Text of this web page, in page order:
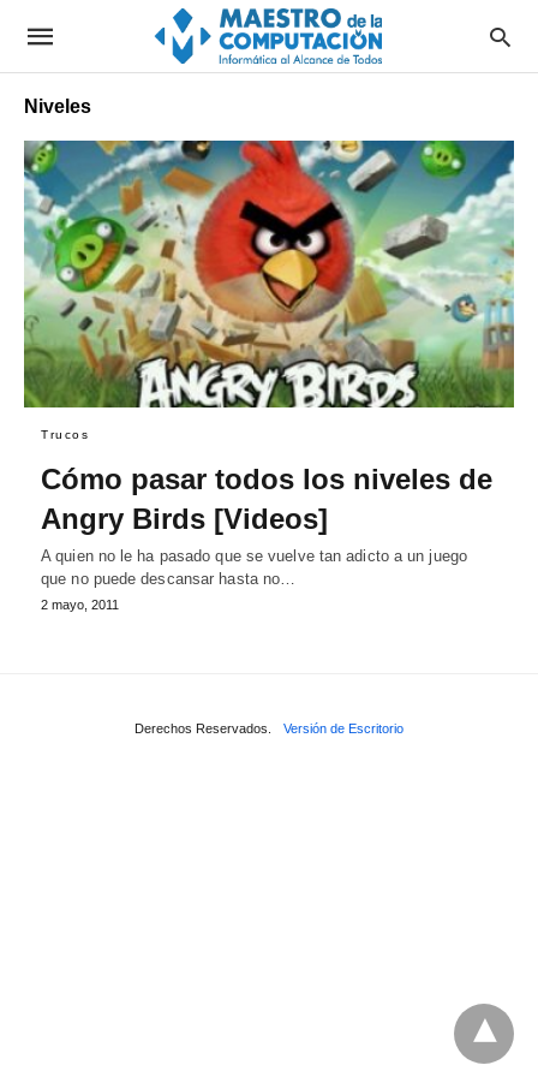
Niveles
Trucos
Cómo pasar todos los niveles de
Angry Birds [Videos]
A quien no le ha pasado que se vuelve tan adicto a un juego
que no puede descansar hasta no…
2 mayo, 2011
Derechos Reservados. Versión de Escritorio